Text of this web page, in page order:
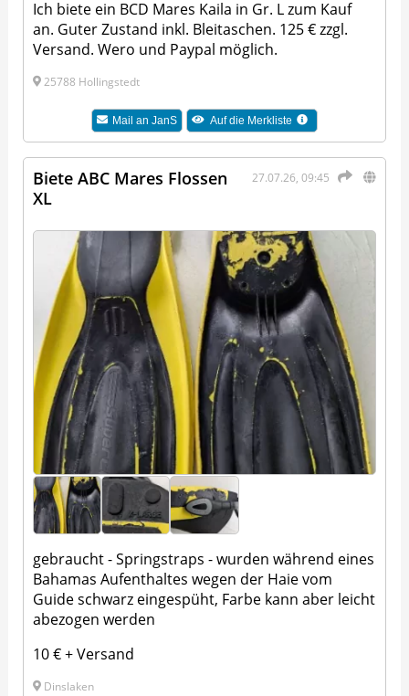
Ich biete ein BCD Mares Kaila in Gr. L zum Kauf
an. Guter Zustand inkl. Bleitaschen. 125 € zzgl.
Versand. Wero und Paypal möglich.
25788 Hollingstedt
Mail anJanS Auf die Merkliste
27.07.26, 09:45
Biete ABC Mares Flossen
XL
gebraucht - Springstraps - wurden während eines
Bahamas Aufenthaltes wegen der Haie vom
Guide schwarz eingespüht, Farbe kann aber leicht
abezogen werden
10 € + Versand
Dinslaken